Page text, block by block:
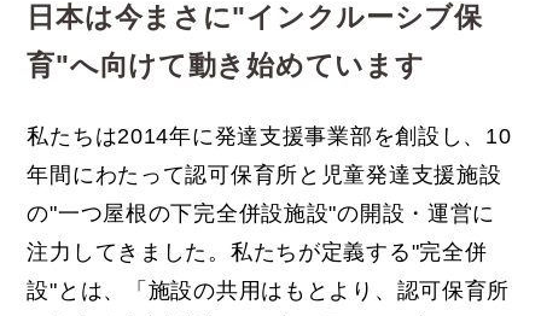
日本は今まさに"インクルーシブ保
育"へ向けて動き始めています
私たちは2014年に発達支援事業部を創設し、 10
年間にわたって認可保育所と児童発達支援施設
の"一つ屋根の下完全併設施設"の開設・運営に
注力してきました。私たちが定義する"完全併
設"とは、「施設の共用はもとより、 認可保育所